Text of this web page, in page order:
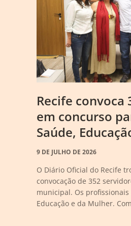
Recife convoca
em concurso
Saúde,
9 DE JULHO DE 2026
O Diário Oficial do Recife
convocação de 352
municipal. Os
Educação e da Mulher. Com